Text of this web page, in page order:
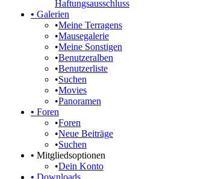
Haftungsausschluss
• Galerien
•Meine Terragens
•Mausegalerie
•Meine Sonstigen
•Benutzeralben
•Benutzerliste
•Suchen
•Movies
•Panoramen
• Foren
•Foren
•Neue Beiträge
•Suchen
• Mitgliedsoptionen
•Dein Konto
• Downloads